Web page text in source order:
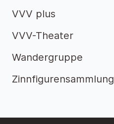
VVV plus
VVV-Theater
Wandergruppe
Zinnfigurensammlung